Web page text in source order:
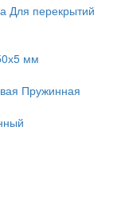
Для перекрытий
мм
Пружинная